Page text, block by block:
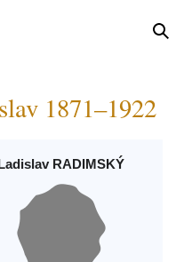
1871–1922
RADIMSKÝ